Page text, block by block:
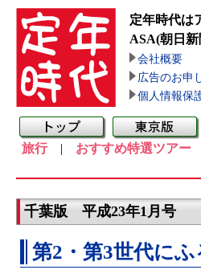
定年時代は
ASA(朝日
会社概要
広告のお申
個人情報保
旅行| おすすめ特選ツアー
千葉版 平成23年1月号
第2・第3世代に